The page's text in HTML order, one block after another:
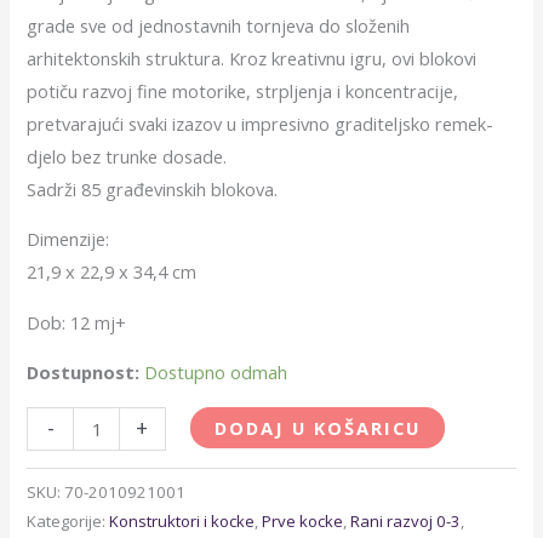
grade sve od jednostavnih tornjeva do složenih
arhitektonskih struktura. Kroz kreativnu igru, ovi blokovi
potiču razvoj fine motorike, strpljenja i koncentracije,
pretvarajući svaki izazov u impresivno graditeljsko remek-
djelo bez trunke dosade.
Sadrži 85 građevinskih blokova.
Dimenzije:
21,9 x 22,9 x 34,4 cm
Dob: 12 mj+
Dostupnost: Dostupno odmah
- + DODAJ U KOŠARICU
SKU:70-2010921001
Kategorije:Konstruktori i kocke,Prve kocke,Rani razvoj 0-3,